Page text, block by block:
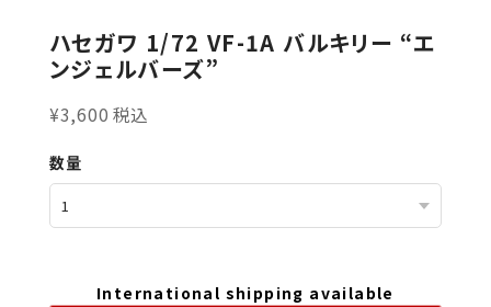
ハセガワ 1/72 VF-1A バルキリー “エ
ンジェルバーズ”
¥3,600 税込
数量
International shipping available